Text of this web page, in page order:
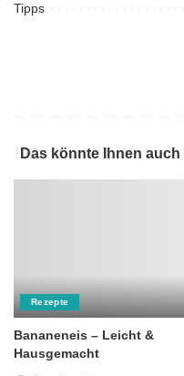
Tipps
Das könnte Ihnen auch
Rezepte
Bananeneis – Leicht &
Hausgemacht